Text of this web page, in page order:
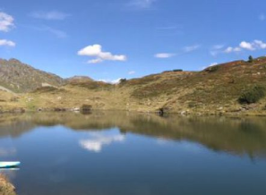
Zum
Inhalt
springen